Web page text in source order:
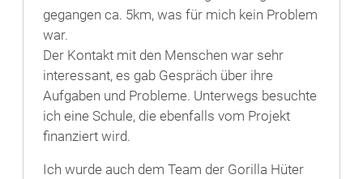
gegangen ca. 5km, was für mich kein Problem
war.
Der Kontakt mit den Menschen war sehr
interessant, es gab Gespräch über ihre
Aufgaben und Probleme. Unterwegs besuchte
ich eine Schule, die ebenfalls vom Projekt
finanziert wird.
Ich wurde auch dem Team der Gorilla Hüter